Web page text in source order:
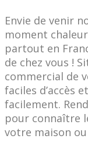
Envie de venir
moment
partout en
de chez vous !
commercial de
faciles d’accès
facilement.
pour connaître
votre maison